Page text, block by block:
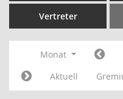
Vertreter
Monat
Aktuell